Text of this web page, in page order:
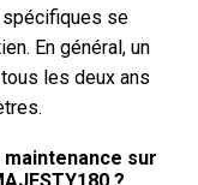
se
En général, un
les deux ans
sur